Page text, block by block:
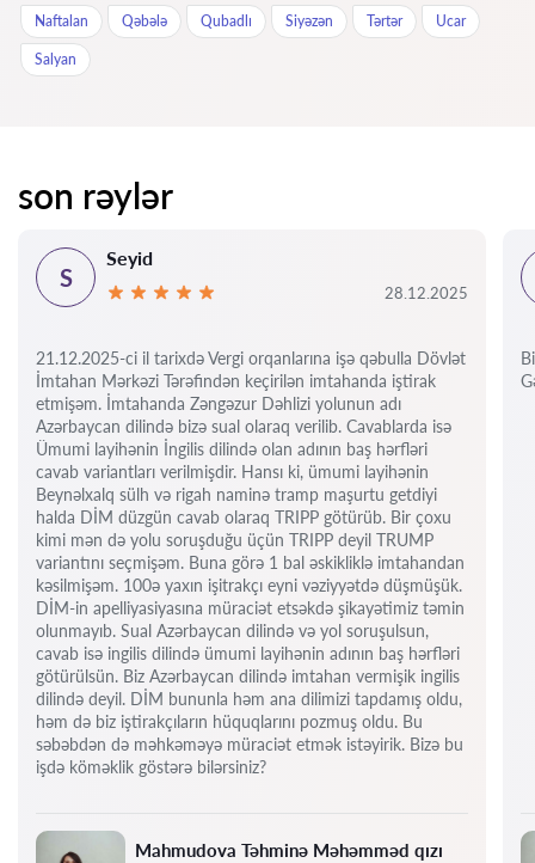
Naftalan Qəbələ Qubadlı Siyəzən Tərtər Ucar
Salyan
son rəylər
Mahmudova Təhminə Məhəmməd qızı
S
Seyid
28.12.2025
21.12.2025-ci il tarixdə Vergi orqanlarına işə qəbulla Dövlət
İmtahan Mərkəzi Tərəfindən keçirilən imtahanda iştirak
etmişəm. İmtahanda Zəngəzur Dəhlizi yolunun adı
Azərbaycan dilində bizə sual olaraq verilib. Cavablarda isə
Ümumi layihənin İngilis dilində olan adının baş hərfləri
cavab variantları verilmişdir. Hansı ki, ümumi layihənin
Beynəlxalq sülh və rigah naminə tramp maşurtu getdiyi
halda DİM düzgün cavab olaraq TRIPP götürüb. Bir çoxu
kimi mən də yolu soruşduğu üçün TRIPP deyil TRUMP
variantını seçmişəm. Buna görə 1 bal əskikliklə imtahandan
kəsilmişəm. 100ə yaxın işitrakçı eyni vəziyyətdə düşmüşük.
DİM-in apelliyasiyasına müraciət etsəkdə şikayətimiz təmin
olunmayıb. Sual Azərbaycan dilində və yol soruşulsun,
cavab isə ingilis dilində ümumi layihənin adının baş hərfləri
götürülsün. Biz Azərbaycan dilində imtahan vermişik ingilis
dilində deyil. DİM bununla həm ana dilimizi tapdamış oldu,
həm də biz iştirakçıların hüquqlarını pozmuş oldu. Bu
səbəbdən də məhkəməyə müraciət etmək istəyirik. Bizə bu
işdə köməklik göstərə bilərsiniz?